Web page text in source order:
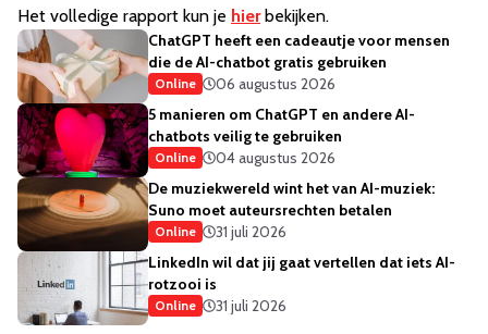
Het volledige rapport kun je hierbekijken.
ChatGPT heeft een cadeautje voor mensen
die de AI-chatbot gratis gebruiken
Online
06 augustus 2026
5 manieren om ChatGPT en andere AI-
chatbots veilig te gebruiken
Online
04 augustus 2026
De muziekwereld wint het van AI-muziek:
Suno moet auteursrechten betalen
Online
31 juli 2026
LinkedIn wil dat jij gaat vertellen dat iets AI-
rotzooi is
Online 31 juli 2026